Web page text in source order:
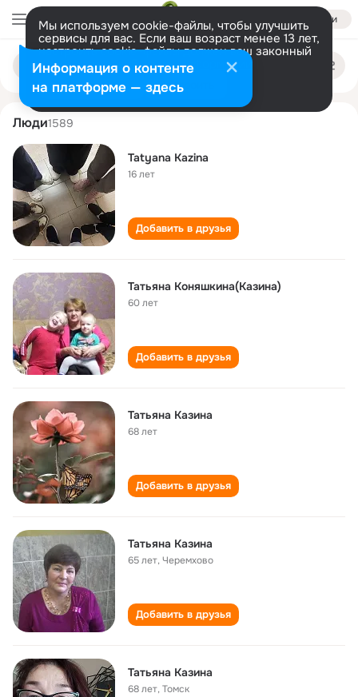
Войти
Мы используем cookie-файлы, чтобы улучшить
сервисы для вас. Если ваш возраст менее 13 лет,
настроить cookie-файлы должен ваш законный
представитель. Больше информации
Разрешить все Настроить
Поиск
людям
tatyana kazina
Люди1589
Tatyana Kazina
16 лет
Добавить в друзья
Татьяна Коняшкина(Казина)
60 лет
Добавить в друзья
Татьяна Казина
68 лет
Добавить в друзья
Татьяна Казина
65 лет,Черемхово
Добавить в друзья
Татьяна Казина
68 лет,Томск
Информация о контенте
на платформе — здесь